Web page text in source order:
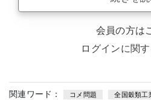
会員の方は
ログインに関
関連ワード： コメ問題 全国穀類工